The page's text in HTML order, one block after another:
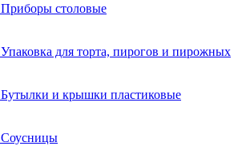
Приборы столовые
Упаковка для торта, пирогов и пирожных
Бутылки и крышки пластиковые
Соусницы